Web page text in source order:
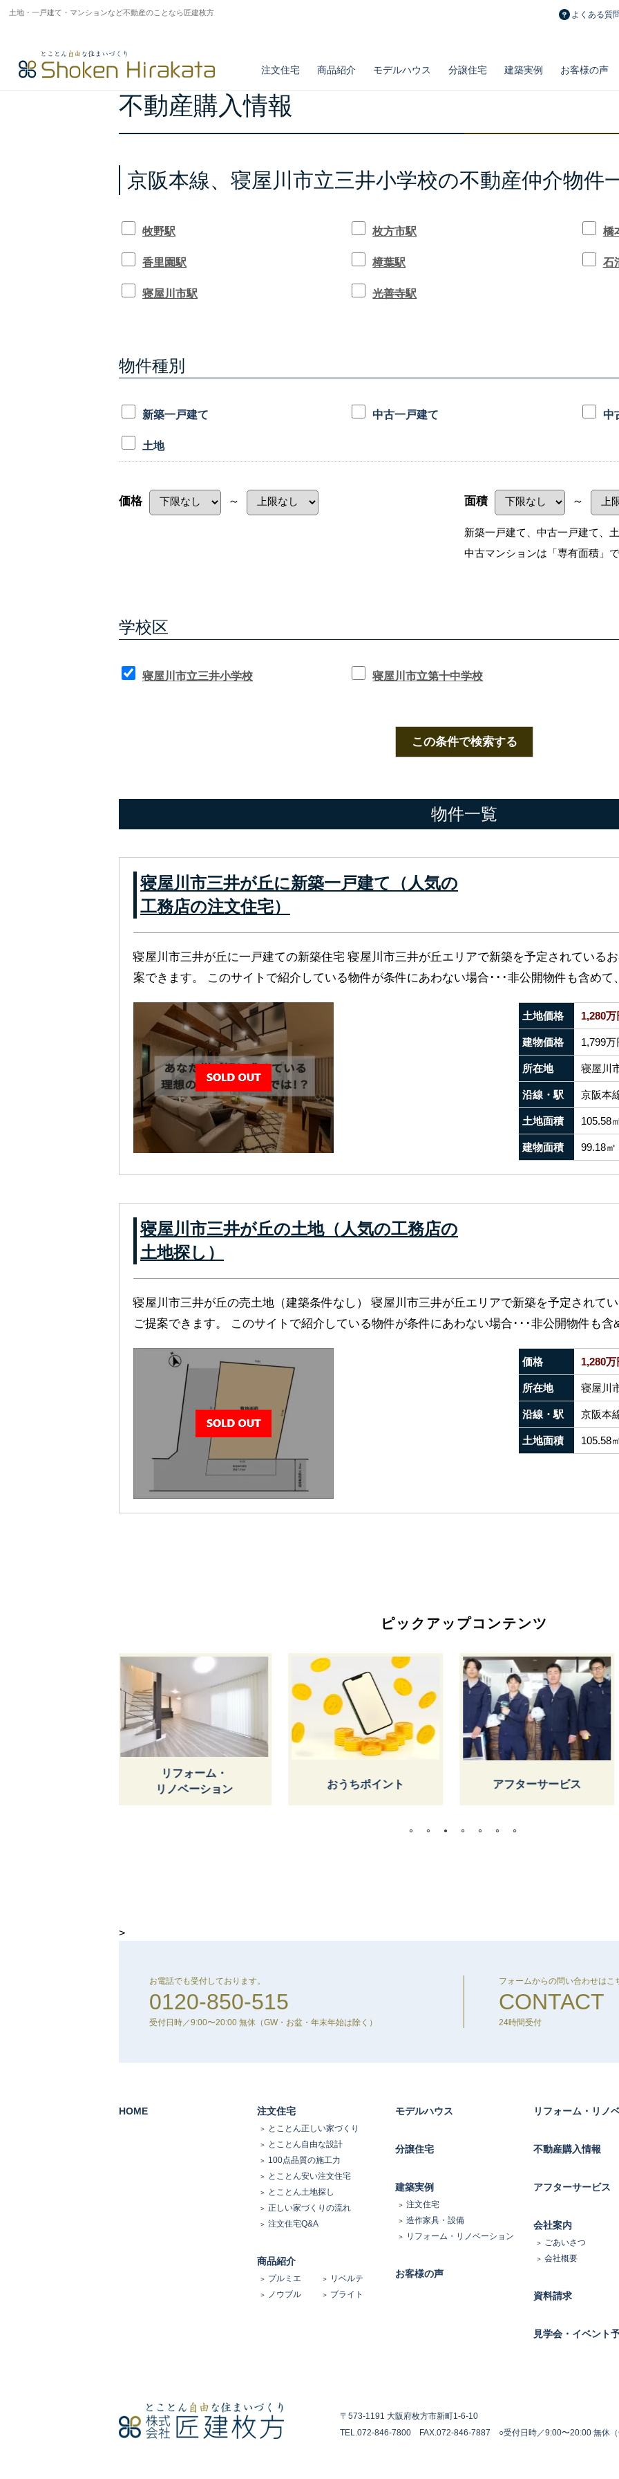
土地・一戸建て・マンションなど不動産のことなら匠建枚方 よくある質
注文住宅 商品紹介 モデルハウス 分譲住宅 建築実例
リノベーション実例
お客様の声
HOME> 不動産購入情報
ESTATE BROKERY
不動産購入情報
京阪本線、寝屋川市立三井小学校の不動産仲介物件
牧野駅 枚方市駅 橋
香里園駅 樟葉駅 石
寝屋川市駅 光善寺駅
物件種別
新築一戸建て 中古一戸建て 中
土地
価格 ～ 面積 ～
新築一戸建て、中古一戸建て、
中古マンションは「専有面積」
学校区
寝屋川市立三井小学校 寝屋川市立第十中学校
この条件で検索する
物件一覧
寝屋川市三井が丘に新築一戸建て（人気の
工務店の注文住宅）
寝屋川市三井が丘に一戸建ての新築住宅 寝屋川市三井が丘エリアで新築を予定されている
案できます。 このサイトで紹介している物件が条件にあわない場合･･･非公開物件も含め
土地価格 1,280万
建物価格 1,799万
所在地 寝屋川
沿線・駅 京阪本
土地面積 105.58
建物面積 99.18㎡
寝屋川市三井が丘の土地（人気の工務店の
土地探し）
寝屋川市三井が丘の売土地（建築条件なし） 寝屋川市三井が丘エリアで新築を予定されて
ご提案できます。 このサイトで紹介している物件が条件にあわない場合･･･非公開物件も
価格 1,280万
所在地 寝屋川
沿線・駅 京阪本
土地面積 105.58
ピックアップコンテンツ
リノベーション
おうちポイント アフターサービス しょう
>
お電話でも受付しております。
0120-850-515
受付日時／9:00〜20:00 無休（GW・お盆・年末年始は除く）
フォームからの問い合わせはこ
CONTACT
24時間受付
HOME 注文住宅
とことん正しい家づくり
とことん自由な設計
100点品質の施工力
とことん安い注文住宅
とことん土地探し
正しい家づくりの流れ
注文住宅Q&A
商品紹介
プルミエ
リベルテ
ノウブル
ブライト
モデルハウス
分譲住宅
建築実例
注文住宅
造作家具・設備
リフォーム・リノベーション
お客様の声
リフォーム・リノ
不動産購入情報
アフターサービス
会社案内
ごあいさつ
会社概要
資料請求
見学会・イベント
〒573-1191 大阪府枚方市新町1-6-10
TEL.072-846-7800 FAX.072-846-7887 ○受付日時／9:00〜20:00 無休